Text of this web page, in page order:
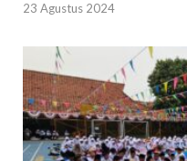
23 Agustus 2024